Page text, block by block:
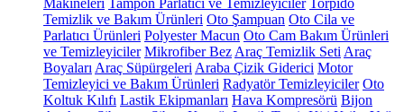
Makineleri Tampon Parlatıcı ve Temizleyiciler Torpido
Temizlik ve Bakım Ürünleri Oto Şampuan Oto Cila ve
Parlatıcı Ürünleri Polyester Macun Oto Cam Bakım Ürünleri
ve Temizleyiciler Mikrofiber Bez Araç Temizlik Seti Araç
Boyaları Araç Süpürgeleri Araba Çizik Giderici Motor
Temizleyici ve Bakım Ürünleri Radyatör Temizleyiciler Oto
Koltuk Kılıfı Lastik Ekipmanları Hava Kompresörü Bijon